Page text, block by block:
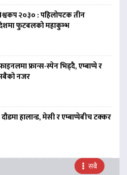
२०३० : पहिलोपटक तीन
फुटबलको महाकुम्भ
फ्रान्स-स्पेन भिड्दै, एम्बाप्पे र
नजर
हालान्ड, मेसी र एम्बाप्पेबीच टक्कर
सबै